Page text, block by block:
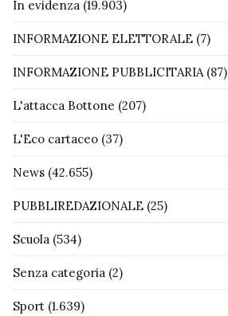
In evidenza (19.903)
INFORMAZIONE ELETTORALE (7)
INFORMAZIONE PUBBLICITARIA(87)
L'attacca Bottone (207)
L'Eco cartaceo (37)
News (42.655)
PUBBLIREDAZIONALE (25)
Scuola (534)
Senza categoria (2)
Sport (1.639)